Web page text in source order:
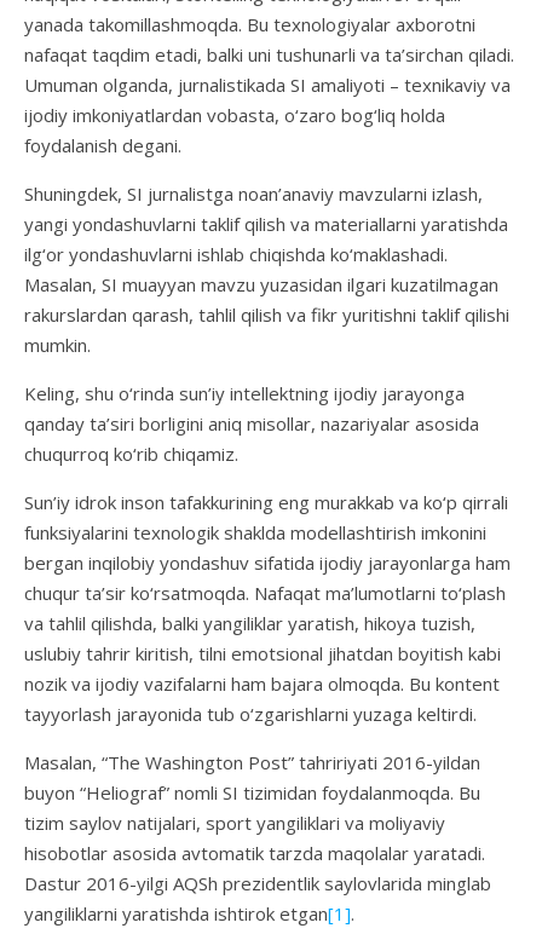
yanada takomillashmoqda. Bu texnologiyalar axborotni
nafaqat taqdim etadi, balki uni tushunarli va ta’sirchan qiladi.
Umuman olganda, jurnalistikada SI amaliyoti – texnikaviy va
ijodiy imkoniyatlardan vobasta, o‘zaro bog‘liq holda
foydalanish degani.
Shuningdek, SI jurnalistga noan’anaviy mavzularni izlash,
yangi yondashuvlarni taklif qilish va materiallarni yaratishda
ilg‘or yondashuvlarni ishlab chiqishda ko‘maklashadi.
Masalan, SI muayyan mavzu yuzasidan ilgari kuzatilmagan
rakurslardan qarash, tahlil qilish va fikr yuritishni taklif qilishi
mumkin.
Keling, shu o‘rinda sun’iy intellektning ijodiy jarayonga
qanday ta’siri borligini aniq misollar, nazariyalar asosida
chuqurroq ko‘rib chiqamiz.
Sun’iy idrok inson tafakkurining eng murakkab va ko‘p qirrali
funksiyalarini texnologik shaklda modellashtirish imkonini
bergan inqilobiy yondashuv sifatida ijodiy jarayonlarga ham
chuqur ta’sir ko‘rsatmoqda. Nafaqat ma’lumotlarni to‘plash
va tahlil qilishda, balki yangiliklar yaratish, hikoya tuzish,
uslubiy tahrir kiritish, tilni emotsional jihatdan boyitish kabi
nozik va ijodiy vazifalarni ham bajara olmoqda. Bu kontent
tayyorlash jarayonida tub o‘zgarishlarni yuzaga keltirdi.
Masalan, “The Washington Post” tahririyati 2016-yildan
buyon “Heliograf” nomli SI tizimidan foydalanmoqda. Bu
tizim saylov natijalari, sport yangiliklari va moliyaviy
hisobotlar asosida avtomatik tarzda maqolalar yaratadi.
Dastur 2016-yilgi AQSh prezidentlik saylovlarida minglab
yangiliklarni yaratishda ishtirok etgan[1].